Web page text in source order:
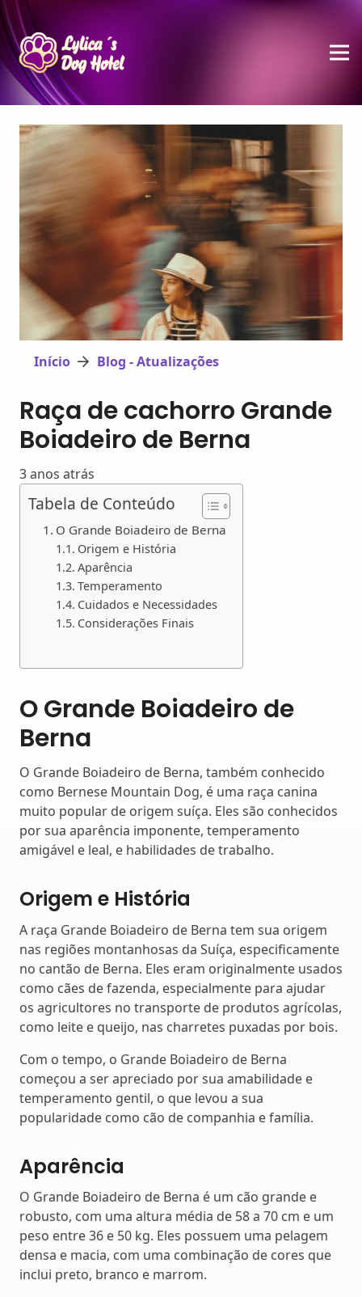
Início Blog - Atualizações
Raça de cachorro Grande
Boiadeiro de Berna
3 anos atrás
Tabela de Conteúdo
O Grande Boiadeiro de Berna
Origem e História
Aparência
Temperamento
Cuidados e Necessidades
Considerações Finais
O Grande Boiadeiro de
Berna
O Grande Boiadeiro de Berna, também conhecido
como Bernese Mountain Dog, é uma raça canina
muito popular de origem suíça. Eles são conhecidos
por sua aparência imponente, temperamento
amigável e leal, e habilidades de trabalho.
Origem e História
A raça Grande Boiadeiro de Berna tem sua origem
nas regiões montanhosas da Suíça, especificamente
no cantão de Berna. Eles eram originalmente usados
como cães de fazenda, especialmente para ajudar
os agricultores no transporte de produtos agrícolas,
como leite e queijo, nas charretes puxadas por bois.
Com o tempo, o Grande Boiadeiro de Berna
começou a ser apreciado por sua amabilidade e
temperamento gentil, o que levou a sua
popularidade como cão de companhia e família.
Aparência
O Grande Boiadeiro de Berna é um cão grande e
robusto, com uma altura média de 58 a 70 cm e um
peso entre 36 e 50 kg. Eles possuem uma pelagem
densa e macia, com uma combinação de cores que
inclui preto, branco e marrom.